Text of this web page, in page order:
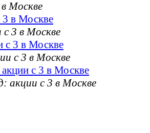
в Москве
с 3 в Москве
с 3 в Москве